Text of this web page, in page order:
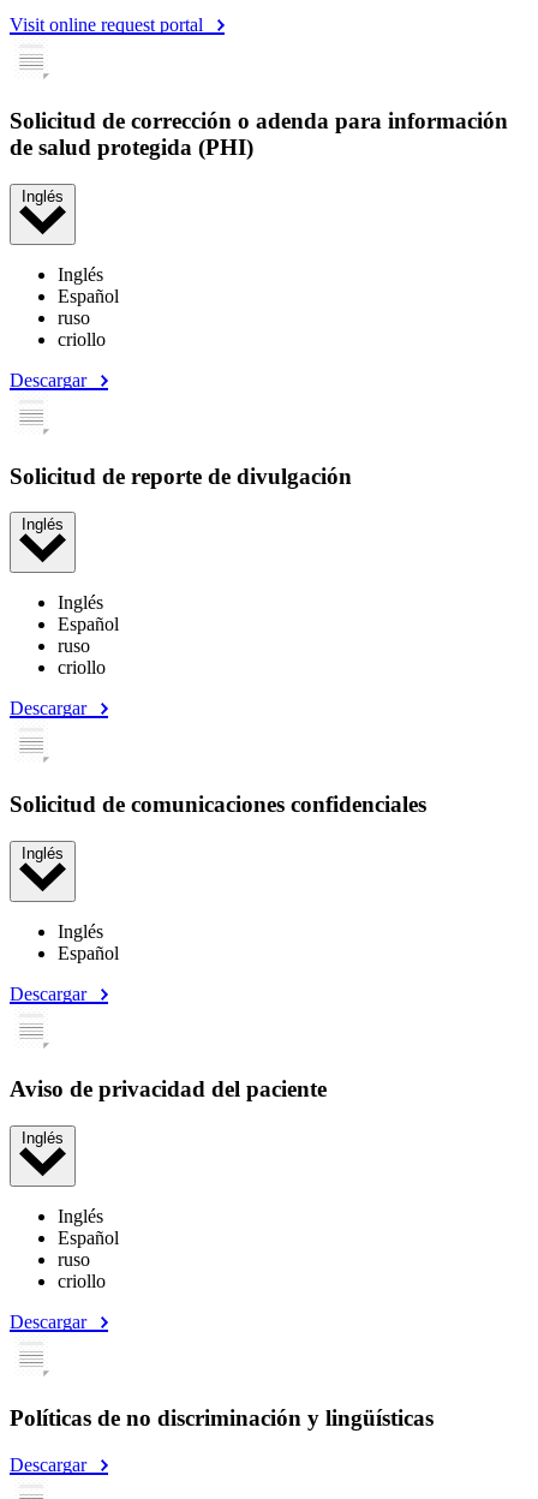
Visit online request portal
Solicitud de corrección o adenda para información
de salud protegida (PHI)
Inglés
Inglés
Español
ruso
criollo
Descargar
Solicitud de reporte de divulgación
Inglés
Inglés
Español
ruso
criollo
Descargar
Solicitud de comunicaciones confidenciales
Inglés
Inglés
Español
Descargar
Aviso de privacidad del paciente
Inglés
Inglés
Español
ruso
criollo
Descargar
Políticas de no discriminación y lingüísticas
Descargar